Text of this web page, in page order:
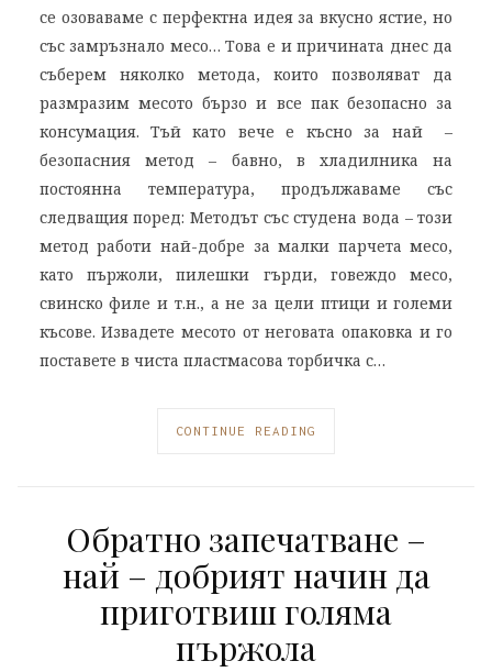
се озоваваме с перфектна идея за вкусно ястие, но
със замръзнало месо… Това е и причината днес да
съберем няколко метода, които позволяват да
размразим месото бързо и все пак безопасно за
консумация. Тъй като вече е късно за най –
безопасния метод – бавно, в хладилника на
постоянна температура, продължаваме със
следващия поред: Методът със студена вода – този
метод работи най-добре за малки парчета месо,
като пържоли, пилешки гърди, говеждо месо,
свинско филе и т.н., а не за цели птици и големи
късове. Извадете месото от неговата опаковка и го
поставете в чиста пластмасова торбичка с…
CONTINUE READING
Обратно запечатване –
най – добрият начин да
приготвиш голяма
пържола